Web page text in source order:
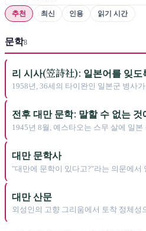
추천 최신 인용 읽기 시간
문학8
리 시사(笠詩社): 일본어를 잊도
람들이 타이완 최장수 중국어 시
1958년, 36세의 타이완인 일본군 병사
춘 지 11년 뒤였다. 6년 뒤 그는 다른 열
중부의 한 거실에서, 이 세대의 실어 경
시사로 바꾸었다. 60년 동안 한 번도 휴
다.
전후 대만 문학: 말할 수 없는 것
떻게 말하는지를 배우기까지
1945년 8월, 예스타오는 스무 살에 일본
한자 한 글자도 쓸 수 없었다. 이 백지는
기다리게 된다. 그 사이에는 실어, 투옥,
를 배우는 시간이 있었다. 1987년 2월,
다.
대만 문학사
"대만에 문학이 있다고?"라는 의문에서
목소리의 부활까지——소리가 문자를 찾
향을 찾는 400년의 서사시
대만 산문
외성인의 고향 그리움에서 토착 정체성